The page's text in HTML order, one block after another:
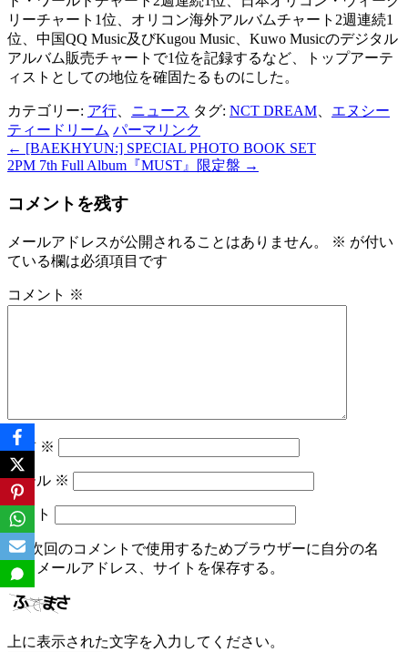
リーチャート1位、オリコン海外アルバムチャート2週連続1
位、中国QQ Music及びKugou Music、Kuwo Musicのデジタル
アルバム販売チャートで1位を記録するなど、トップアーテ
ィストとしての地位を確固たるものにした。
カテゴリー: ア行 ニュース タグ: NCT DREAM
エヌシー
ティードリーム パーマリンク
投
ナ
ビ
ゲ
ー
← [BAEKHYUN:] SPECIAL PHOTO BOOK SET
2PM 7th Full Album『MUST』限定盤 →
コメントを残す
メールアドレスが公開されることはありません。 ※ が付い
ている欄は必須項目です
コメント ※
名前 ※
メール ※
サイト
次回のコメントで使用するためブラウザーに自分の名
前、メールアドレス、サイトを保存する。
上に表示された文字を入力してください。